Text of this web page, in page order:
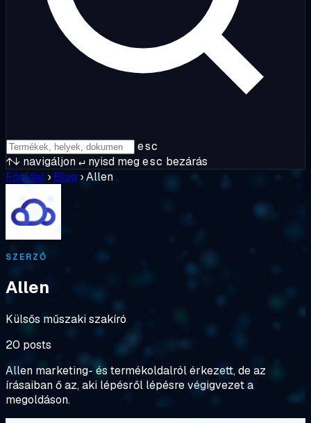
esc
↑↓ navigáljon↵ nyisd megesc bezárás
Főoldal › Blog ›Allen
SZERZŐ
Allen
Külsős műszaki szakíró
20 posts
Allen marketing- és termékoldalról érkezett, de az
írásaiban ő az, aki lépésről lépésre végigvezet a
megoldáson.